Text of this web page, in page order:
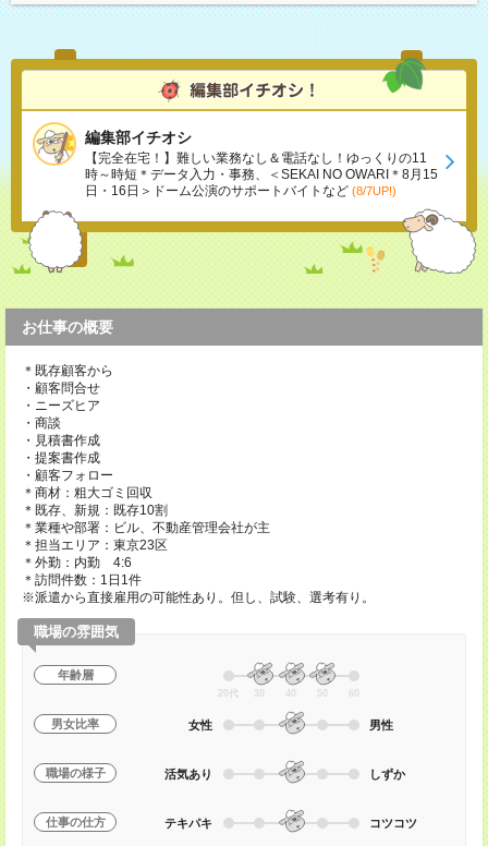
編集部イチオシ
【完全在宅！】難しい業務なし＆電話なし！ゆっくりの11
時～時短＊データ入力・事務、＜SEKAI NO OWARI＊8月15
日・16日＞ドーム公演のサポートバイトなど (8/7UP!)
お仕事の概要
＊既存顧客から
・顧客問合せ
・ニーズヒア
・商談
・見積書作成
・提案書作成
・顧客フォロー
＊商材：粗大ゴミ回収
＊既存、新規：既存10割
＊業種や部署：ビル、不動産管理会社が主
＊担当エリア：東京23区
＊外勤：内勤 4:6
＊訪問件数：1日1件
※派遣から直接雇用の可能性あり。但し、試験、選考有り。
職場の雰囲気
年齢層
20代 30 40 50 60
男女比率 女性 男性
職場の様子 活気あり しずか
仕事の仕方 テキパキ コツコツ